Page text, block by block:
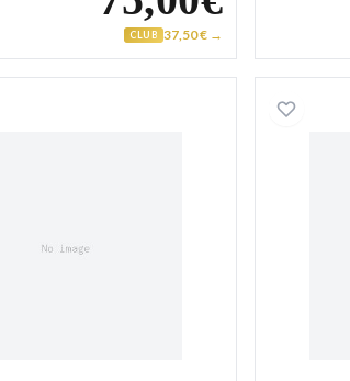
CLUB 37,50 € →
Onyx Chevalière Homme Or Capitolino